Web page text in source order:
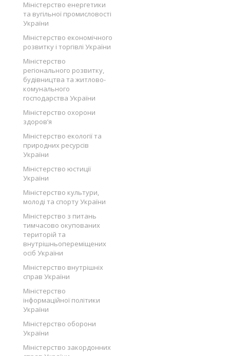
Міністерство енергетики
та вугільної промисловості
України
Міністерство економічного
розвитку і торгівлі України
Міністерство
регіонального розвитку,
будівництва та житлово-
комунального
господарства України
Міністерство охорони
здоров’я
Міністерство екології та
природних ресурсів
України
Міністерство юстиції
України
Міністерство культури,
молоді та спорту України
Міністерство з питань
тимчасово окупованих
територій та
внутрішньопереміщених
осіб України
Міністерство внутрішніх
справ України
Міністерство
інформаційної політики
України
Міністерство оборони
України
Міністерство закордонних